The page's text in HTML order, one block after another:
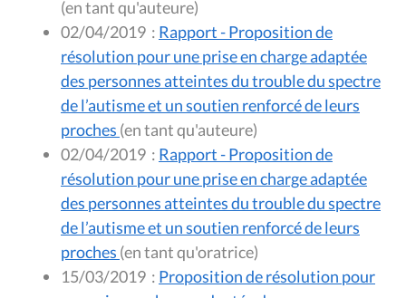
(en tant qu'auteure)
02/04/2019 : Rapport - Proposition de
résolution pour une prise en charge adaptée
des personnes atteintes du trouble du spectre
de l’autisme et un soutien renforcé de leurs
proches
(en tant qu'auteure)
02/04/2019 : Rapport - Proposition de
résolution pour une prise en charge adaptée
des personnes atteintes du trouble du spectre
de l’autisme et un soutien renforcé de leurs
proches
(en tant qu'oratrice)
15/03/2019 : Proposition de résolution pour